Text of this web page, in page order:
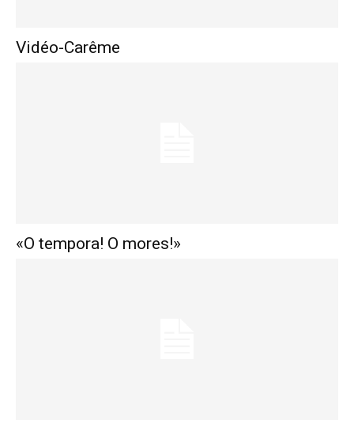
Vidéo-Carême
«O tempora! O mores!»